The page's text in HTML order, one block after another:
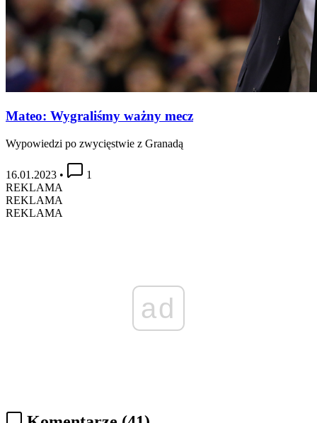
Mateo: Wygraliśmy ważny mecz
Wypowiedzi po zwycięstwie z Granadą
16.01.2023 •
1
REKLAMA
REKLAMA
REKLAMA
ad